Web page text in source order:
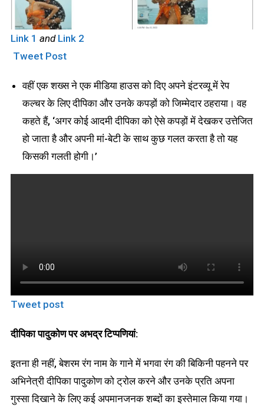
Link 1 and Link 2
Tweet Post
वहीं एक शख्स ने एक मीडिया हाउस को दिए अपने इंटरव्यू में रेप
कल्चर के लिए दीपिका और उनके कपड़ों को जिम्मेदार ठहराया। वह
कहते हैं, ‘अगर कोई आदमी दीपिका को ऐसे कपड़ों में देखकर उत्तेजित
हो जाता है और अपनी मां-बेटी के साथ कुछ गलत करता है तो यह
किसकी गलती होगी।’
Tweet post
दीपिका पादुकोण पर अभद्र टिप्पणियां:
इतना ही नहीं, बेशरम रंग नाम के गाने में भगवा रंग की बिकिनी पहनने पर
अभिनेत्री दीपिका पादुकोण को ट्रोल करने और उनके प्रति अपना
गुस्सा दिखाने के लिए कई अपमानजनक शब्दों का इस्तेमाल किया गया।